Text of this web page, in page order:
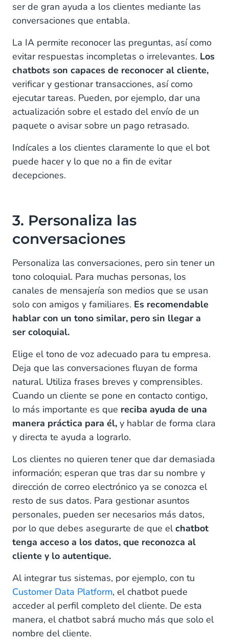
ser de gran ayuda a los clientes mediante las
conversaciones que entabla.
La IA permite reconocer las preguntas, así como
evitar respuestas incompletas o irrelevantes. Los
chatbots son capaces de reconocer al cliente,
verificar y gestionar transacciones, así como
ejecutar tareas. Pueden, por ejemplo, dar una
actualización sobre el estado del envío de un
paquete o avisar sobre un pago retrasado.
Indícales a los clientes claramente lo que el bot
puede hacer y lo que no a fin de evitar
decepciones.
3. Personaliza las
conversaciones
Personaliza las conversaciones, pero sin tener un
tono coloquial. Para muchas personas, los
canales de mensajería son medios que se usan
solo con amigos y familiares. Es recomendable
hablar con un tono similar, pero sin llegar a
ser coloquial.
Elige el tono de voz adecuado para tu empresa.
Deja que las conversaciones fluyan de forma
natural. Utiliza frases breves y comprensibles.
Cuando un cliente se pone en contacto contigo,
lo más importante es que reciba ayuda de una
manera práctica para él, y hablar de forma clara
y directa te ayuda a lograrlo.
Los clientes no quieren tener que dar demasiada
información; esperan que tras dar su nombre y
dirección de correo electrónico ya se conozca el
resto de sus datos. Para gestionar asuntos
personales, pueden ser necesarios más datos,
por lo que debes asegurarte de que elchatbot
tenga acceso a los datos, que reconozca al
cliente y lo autentique.
Al integrar tus sistemas, por ejemplo, con tu
Customer Data Platform, el chatbot puede
acceder al perfil completo del cliente. De esta
manera, el chatbot sabrá mucho más que solo el
nombre del cliente.